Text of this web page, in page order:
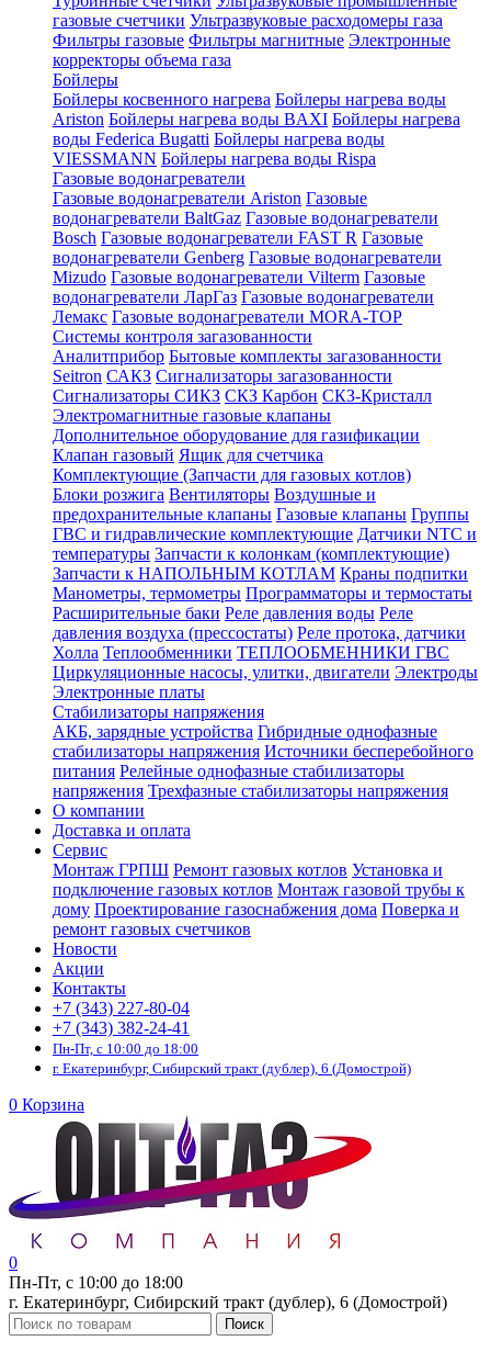
газовые счетчики Ультразвуковые расходомеры газа
Фильтры газовые Фильтры магнитные Электронные
корректоры объема газа
Бойлеры
Бойлеры косвенного нагрева Бойлеры нагрева воды
Ariston Бойлеры нагрева воды BAXI Бойлеры нагрева
воды Federica Bugatti Бойлеры нагрева воды
VIESSMANN Бойлеры нагрева воды Rispa
Газовые водонагреватели
Газовые водонагреватели Ariston Газовые
водонагреватели BaltGaz Газовые водонагреватели
Bosch Газовые водонагреватели FAST R Газовые
водонагреватели Genberg Газовые водонагреватели
Mizudo Газовые водонагреватели Vilterm Газовые
водонагреватели ЛарГаз Газовые водонагреватели
Лемакс Газовые водонагреватели MORA-TOP
Системы контроля загазованности
Аналитприбор Бытовые комплекты загазованности
Seitron САКЗ Сигнализаторы загазованности
Сигнализаторы СИКЗ СКЗ Карбон СКЗ-Кристалл
Электромагнитные газовые клапаны
Дополнительное оборудование для газификации
Клапан газовый Ящик для счетчика
Комплектующие (Запчасти для газовых котлов)
Блоки розжига Вентиляторы Воздушные и
предохранительные клапаны Газовые клапаны Группы
ГВС и гидравлические комплектующие Датчики NTC и
температуры Запчасти к колонкам (комплектующие)
Запчасти к НАПОЛЬНЫМ КОТЛАМ Краны подпитки
Манометры, термометры Программаторы и термостаты
Расширительные баки Реле давления воды Реле
давления воздуха (прессостаты) Реле протока, датчики
Холла Теплообменники ТЕПЛООБМЕННИКИ ГВС
Циркуляционные насосы, улитки, двигатели Электроды
Электронные платы
Стабилизаторы напряжения
АКБ, зарядные устройства Гибридные однофазные
стабилизаторы напряжения Источники бесперебойного
питания Релейные однофазные стабилизаторы
напряжения Трехфазные стабилизаторы напряжения
О компании
Доставка и оплата
Сервис
Монтаж ГРПШ Ремонт газовых котлов Установка и
подключение газовых котлов Монтаж газовой трубы к
дому Проектирование газоснабжения дома Поверка и
ремонт газовых счетчиков
Новости
Акции
Контакты
+7 (343) 227-80-04
+7 (343) 382-24-41
Пн-Пт, с 10:00 до 18:00
г. Екатеринбург, Сибирский тракт (дублер), 6 (Домострой)
0 Корзина
0
Пн-Пт, с 10:00 до 18:00
г. Екатеринбург, Сибирский тракт (дублер), 6 (Домострой)
Поиск